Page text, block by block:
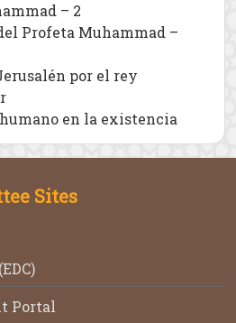
– 2
Profeta Muhammad –
por el rey
en la existencia
Sites
Portal